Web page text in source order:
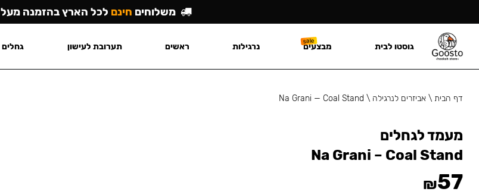
דף הבית\ אביזרים לנרגילה \
Na Grani — Coal Stand
מעמד לגחלים
Na Grani – Coal Stand
₪57
משלוחים חינם לכל הארץ בהזמנה מעל ₪449
גוסטו לבית מבצעים נרגילות ראשים תערובת לעישון גחלים